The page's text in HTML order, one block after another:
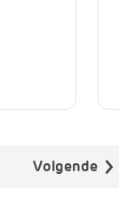
Volgende